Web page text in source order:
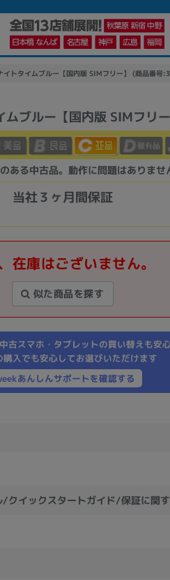
トタイムブルー【国内版 SIMフリー】 (商品番号
ブルー【国内版 SIMフリー
ある中古品。動作に問題はありませ
当社３ヶ月間保証
在庫はございません。
似た商品を探す
古スマホ・タブレットの買い替えも安心
購入でも安心してお選びいただけます
あんしんサポートを確認する
イックスタートガイド/保証に関
検索に切り替える
カテゴリー
商品ジャンルの絞り込み
メーカー
Apple SONY TOSHIBA
Asus HP
DVDスーパーマルチ その他